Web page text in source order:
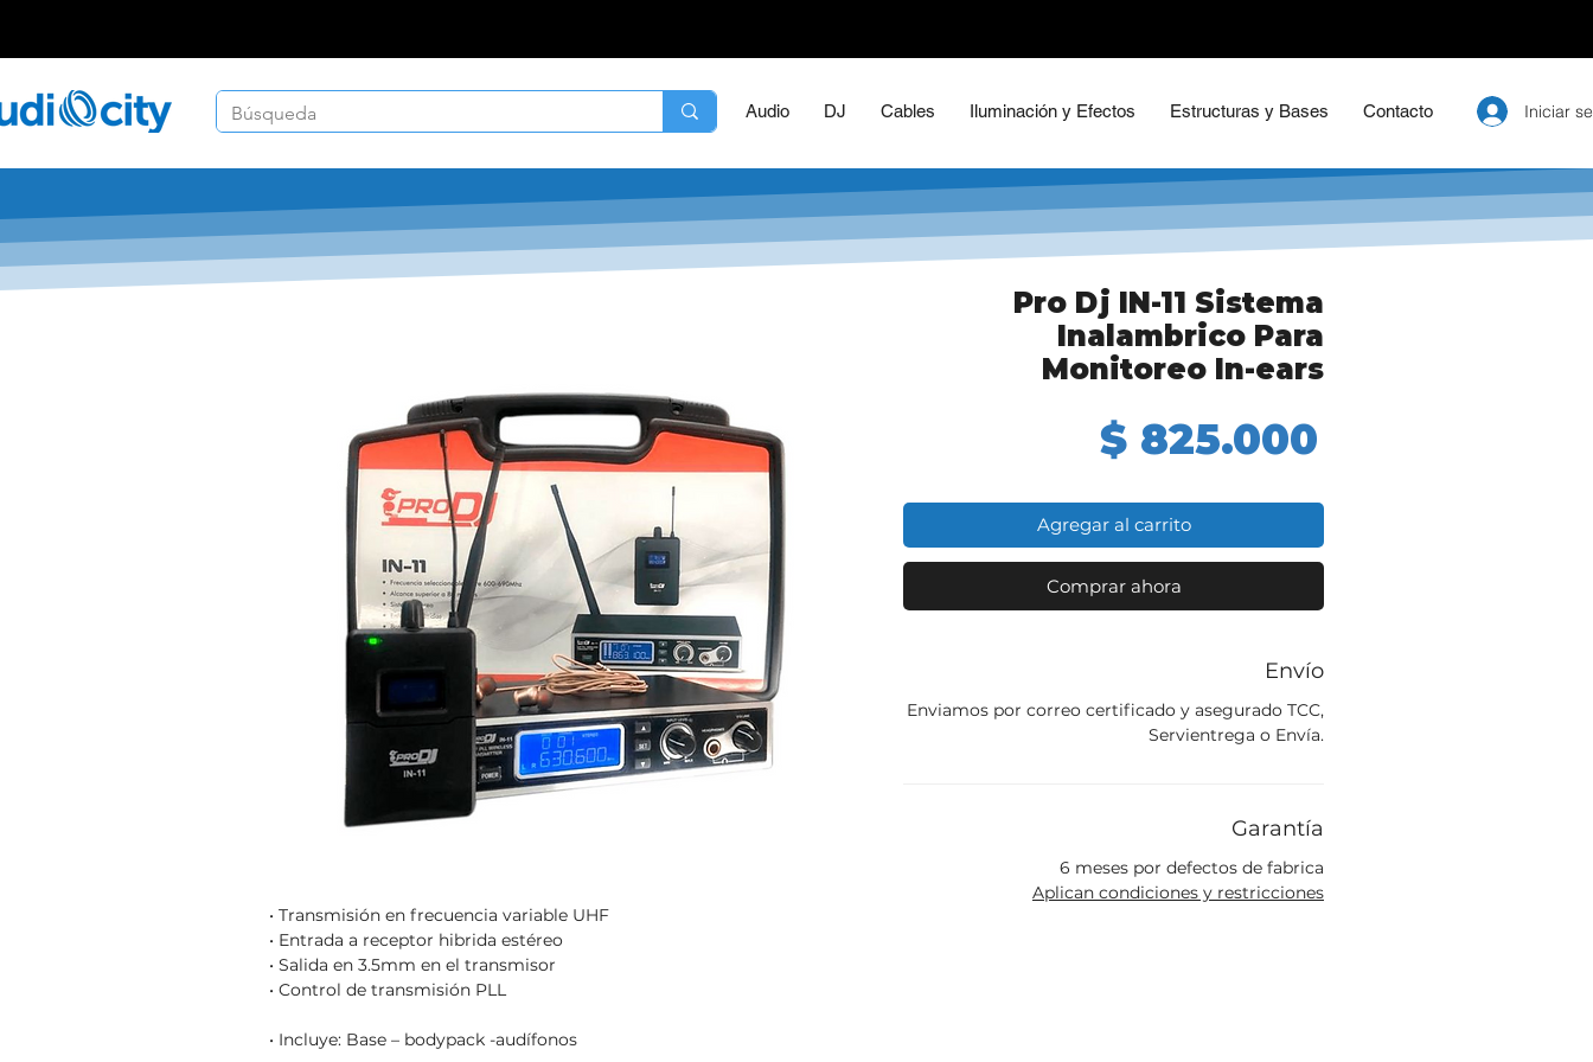
Audio DJ Cables Iluminación y Efectos Estructuras y Bases Contacto Iniciar
• Transmisión en frecuencia variable UHF
• Entrada a receptor hibrida estéreo
• Salida en 3.5mm en el transmisor
• Control de transmisión PLL
• Incluye: Base – bodypack -audífonos
Pro Dj IN-11 Sistema
Inalambrico Para
Monitoreo In-ears
$ 825.000
Agregar al carrito
Comprar ahora
Envío
Enviamos por correo certificado y asegurado TCC,
Servientrega o Envía.
Garantía
6 meses por defectos de fabrica
Aplican condiciones y restricciones